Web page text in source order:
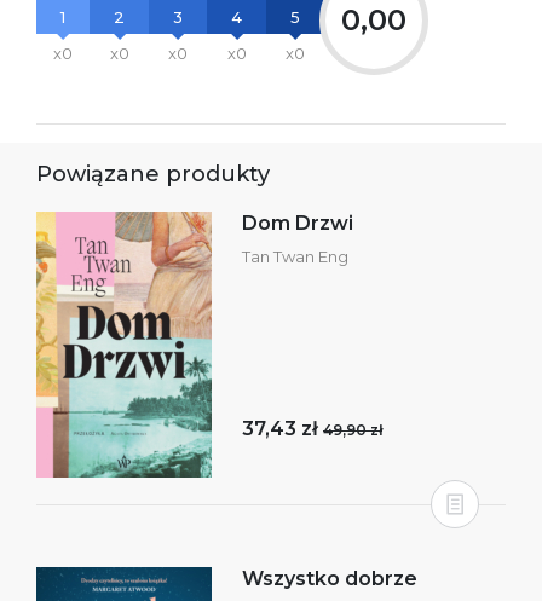
1
x0
2
x0
3
x0
4
x0
5
x0
0,00
Powiązane produkty
Dom Drzwi
Tan Twan Eng
37,43 zł 49,90 zł
Wszystko dobrze